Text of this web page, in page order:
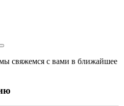
свяжемся с вами в ближайшее